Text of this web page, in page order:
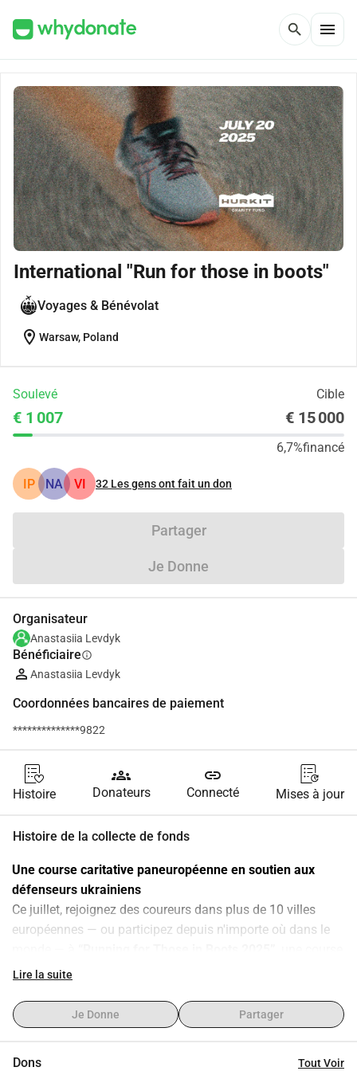
search menu
International "Run for those in boots"
Voyages & Bénévolat
location_on Warsaw, Poland
Soulevé Cible
€ 1 007 € 15 000
6,7%financé
ІР NA VI 32 Les gens ont fait un don
Partager
Je Donne
Organisateur
Anastasiia Levdyk
Bénéficiaireinfo
Anastasiia Levdyk
Coordonnées bancaires de paiement
**************9822
Histoire
groups
Donateurs
link
Connecté Mises à jour
Histoire de la collecte de fonds
Une course caritative paneuropéenne en soutien aux
défenseurs ukrainiens
Ce juillet, rejoignez des coureurs dans plus de 10 villes
européennes — ou participez depuis n'importe où dans le
caritative symbolique pour soutenir l'Ukraine.
fournir
50 systèmes de guerre électronique (EW)
protéger les défenseurs ukrainiens — un équipement crucial
Lire la suite
Je Donne Partager
Dons Tout Voir